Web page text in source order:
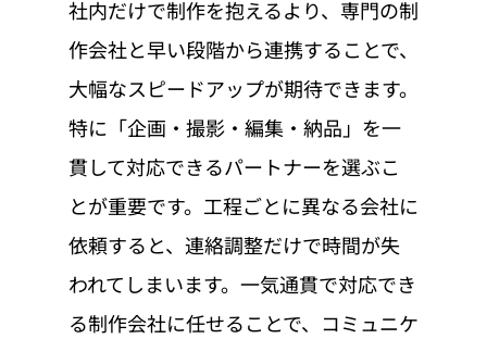
社内だけで制作を抱えるより、専門の制
作会社と早い段階から連携することで、
大幅なスピードアップが期待できます。
特に「企画・撮影・編集・納品」を一
貫して対応できるパートナーを選ぶこ
とが重要です。工程ごとに異なる会社に
依頼すると、連絡調整だけで時間が失
われてしまいます。一気通貫で対応でき
る制作会社に任せることで、コミュニケ